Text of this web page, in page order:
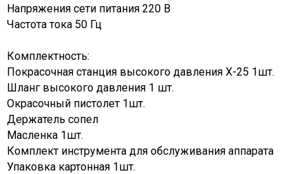
Напряжения сети питания 220 В
Частота тока 50 Гц
Комплектность:
Покрасочная станция высокого давления X-25 1шт.
Шланг высокого давления 1 шт.
Окрасочный пистолет 1шт.
Держатель сопел
Масленка 1шт.
Комплект инструмента для обслуживания аппарата
Упаковка картонная 1шт.